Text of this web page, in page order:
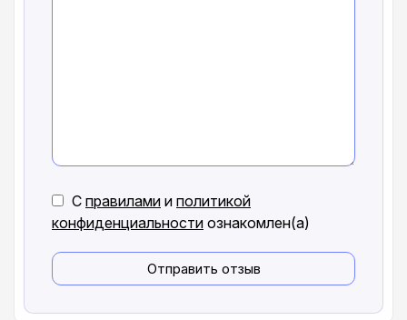
С правилами и политикой
конфиденциальности ознакомлен(а)
Отправить отзыв